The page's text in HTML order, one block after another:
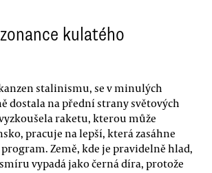
kulatého
stalinismu, se v minulých
dostala na přední strany světových
raketu, kterou může
pracuje na lepší, která zasáhne
program. Země, kde je pravidelně hlad,
vypadá jako černá díra, protože